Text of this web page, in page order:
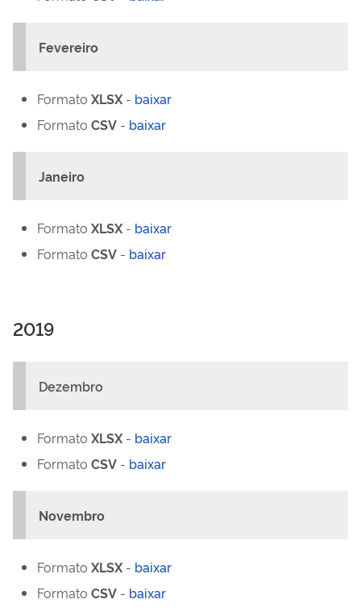
Fevereiro
Formato XLSX - baixar
Formato CSV - baixar
Janeiro
Formato XLSX - baixar
Formato CSV - baixar
2019
Dezembro
Formato XLSX - baixar
Formato CSV - baixar
Novembro
Formato XLSX - baixar
Formato CSV - baixar